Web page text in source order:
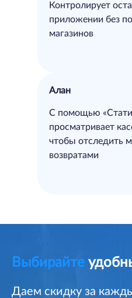
Контролирует
приложении без
магазинов
Алан
С помощью
просматривает
чтобы отследить
возвратами
Выбирайте
Даем скидку за